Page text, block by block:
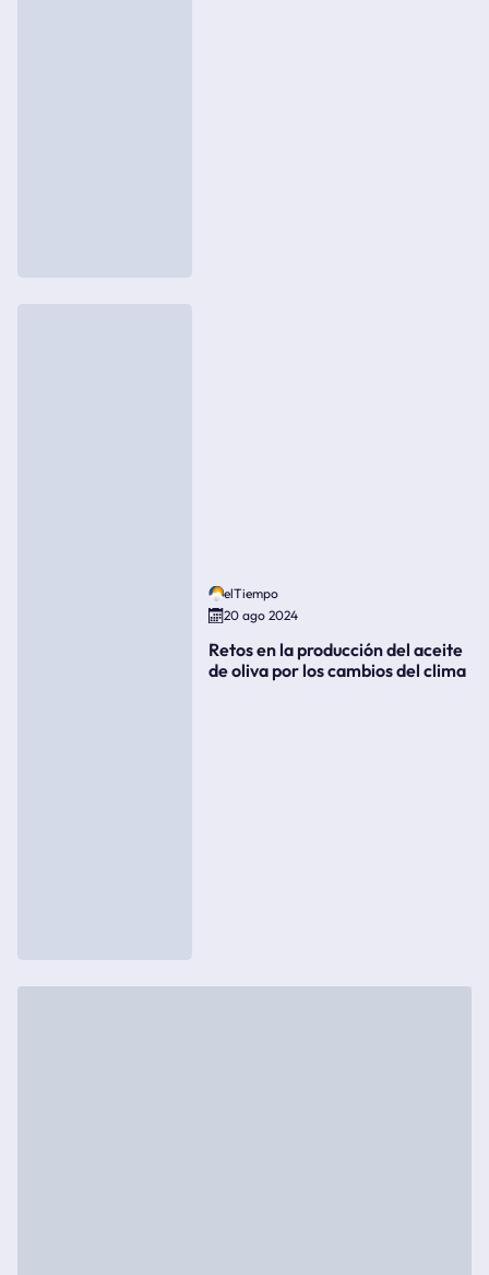
elTiempo
20 ago 2024
Retos en la producción del aceite
de oliva por los cambios del clima